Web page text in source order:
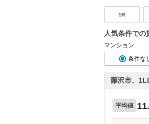
1R
人気条件での
マンション
条件な
藤沢市、
平均値